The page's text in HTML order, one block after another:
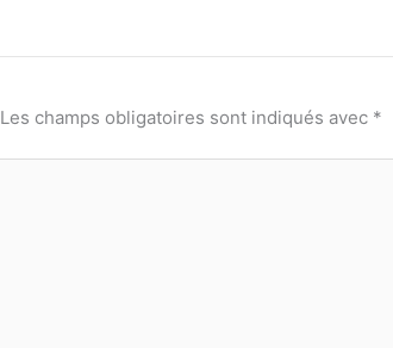
Les champs obligatoires sont indiqués avec *